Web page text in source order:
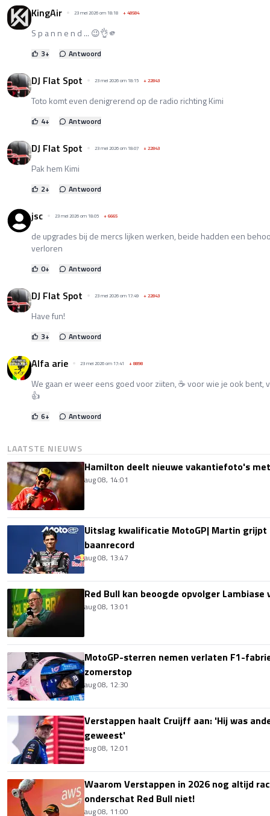
KingAir 23 mei 2026 om 18:18 +48584
S p a n n e n d ... 😉👌🫵
3+ Antwoord
DJ Flat Spot 23 mei 2026 om 18:15 +22843
Toto komt even denigrerend op de radio richting Kimi
4+ Antwoord
DJ Flat Spot 23 mei 2026 om 18:07 +22843
Pak hem Kimi
2+ Antwoord
jsc 23 mei 2026 om 18:05 +6665
de upgrades bij de mercs lijken werken, beide hadden een
verloren
0+ Antwoord
DJ Flat Spot 23 mei 2026 om 17:49 +22843
Have fun!
3+ Antwoord
Alfa arie 23 mei 2026 om 17:41 +8898
We gaan er weer eens goed voor ziiten, ☕️ voor wie je ook bent,
👍
6+ Antwoord
LAATSTE NIEUWS
Hamilton deelt nieuwe vakantiefoto's
aug 08, 14:01
Uitslag kwalificatie MotoGP| Martin
baanrecord
aug 08, 13:47
Red Bull kan beoogde opvolger
aug 08, 13:01
MotoGP-sterren nemen verlaten F1-
zomerstop
aug 08, 12:30
Verstappen haalt Cruijff aan: 'Hij was
geweest'
aug 08, 12:01
Waarom Verstappen in 2026 nog altijd
onderschat Red Bull niet!
aug 08, 11:00